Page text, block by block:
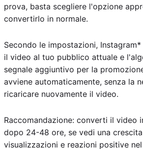
prova, basta scegliere l'opzione
convertirlo in normale.
Secondo le impostazioni,
il video al tuo pubblico attuale e
segnale aggiuntivo per la
avviene automaticamente, senza la
ricaricare nuovamente il video.
Raccomandazione: converti il video
dopo 24-48 ore, se vedi una
visualizzazioni e reazioni positive